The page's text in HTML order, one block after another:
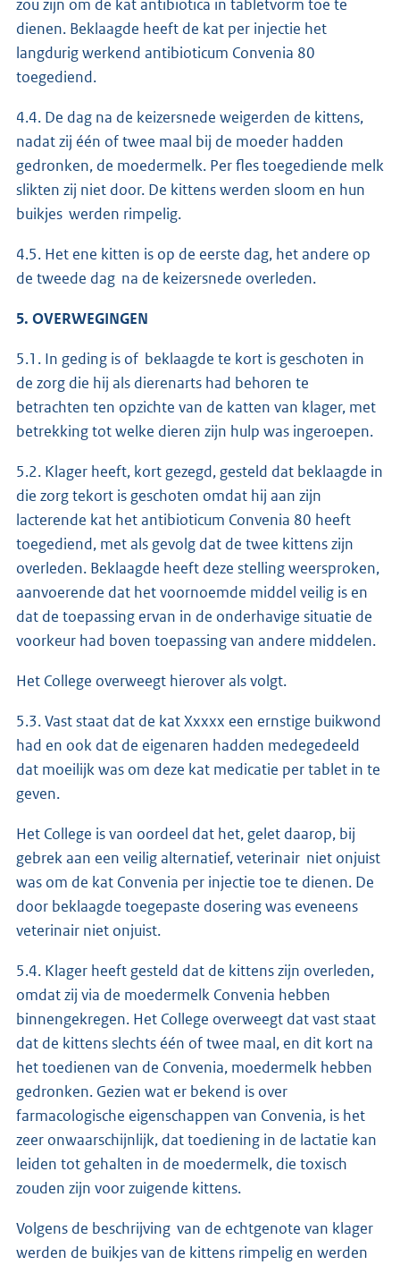
zou zijn om de kat antibiotica in tabletvorm toe te
dienen. Beklaagde heeft de kat per injectie het
langdurig werkend antibioticum Convenia 80
toegediend.
4.4. De dag na de keizersnede weigerden de kittens,
nadat zij één of twee maal bij de moeder hadden
gedronken, de moedermelk. Per fles toegediende melk
slikten zij niet door. De kittens werden sloom en hun
buikjes werden rimpelig.
4.5. Het ene kitten is op de eerste dag, het andere op
de tweede dag na de keizersnede overleden.
5. OVERWEGINGEN
5.1. In geding is of beklaagde te kort is geschoten in
de zorg die hij als dierenarts had behoren te
betrachten ten opzichte van de katten van klager, met
betrekking tot welke dieren zijn hulp was ingeroepen.
5.2. Klager heeft, kort gezegd, gesteld dat beklaagde in
die zorg tekort is geschoten omdat hij aan zijn
lacterende kat het antibioticum Convenia 80 heeft
toegediend, met als gevolg dat de twee kittens zijn
overleden. Beklaagde heeft deze stelling weersproken,
aanvoerende dat het voornoemde middel veilig is en
dat de toepassing ervan in de onderhavige situatie de
voorkeur had boven toepassing van andere middelen.
Het College overweegt hierover als volgt.
5.3. Vast staat dat de kat Xxxxx een ernstige buikwond
had en ook dat de eigenaren hadden medegedeeld
dat moeilijk was om deze kat medicatie per tablet in te
geven.
Het College is van oordeel dat het, gelet daarop, bij
gebrek aan een veilig alternatief, veterinair niet onjuist
was om de kat Convenia per injectie toe te dienen. De
door beklaagde toegepaste dosering was eveneens
veterinair niet onjuist.
5.4. Klager heeft gesteld dat de kittens zijn overleden,
omdat zij via de moedermelk Convenia hebben
binnengekregen. Het College overweegt dat vast staat
dat de kittens slechts één of twee maal, en dit kort na
het toedienen van de Convenia, moedermelk hebben
gedronken. Gezien wat er bekend is over
farmacologische eigenschappen van Convenia, is het
zeer onwaarschijnlijk, dat toediening in de lactatie kan
leiden tot gehalten in de moedermelk, die toxisch
zouden zijn voor zuigende kittens.
Volgens de beschrijving van de echtgenote van klager
werden de buikjes van de kittens rimpelig en werden